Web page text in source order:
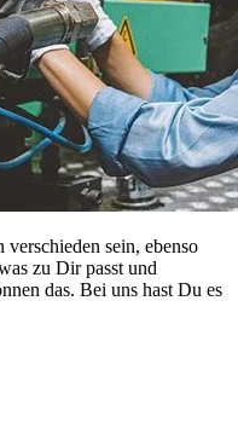
sein, ebenso
zu Dir passt und
das. Bei uns hast Du es